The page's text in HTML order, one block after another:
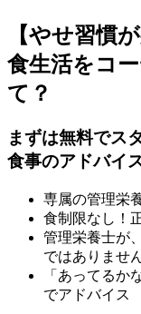
【やせ習慣
食生活をコ
て？
まずは無料でス
食事のアドバイ
専属の管理栄
食制限なし！
管理栄養士が
ではありませ
「あってるか
でアドバイス